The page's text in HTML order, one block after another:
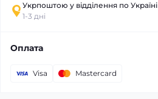
Укрпоштою у відділення по Україні
1-3 дні
Оплата
Visa Mastercard